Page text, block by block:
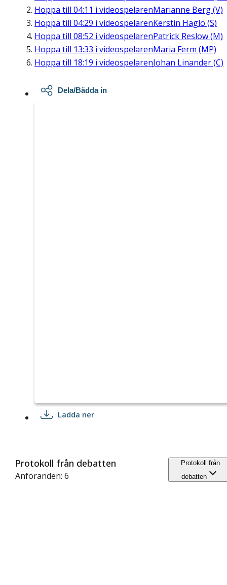
Hoppa till 04:11 i videospelarenMarianne Berg (V)
Hoppa till 04:29 i videospelarenKerstin Haglö (S)
Hoppa till 08:52 i videospelarenPatrick Reslow (M)
Hoppa till 13:33 i videospelarenMaria Ferm (MP)
Hoppa till 18:19 i videospelarenJohan Linander (C)
Dela/Bädda in
Ladda ner
Protokoll från debatten
Anföranden: 6
Protokoll från
debatten